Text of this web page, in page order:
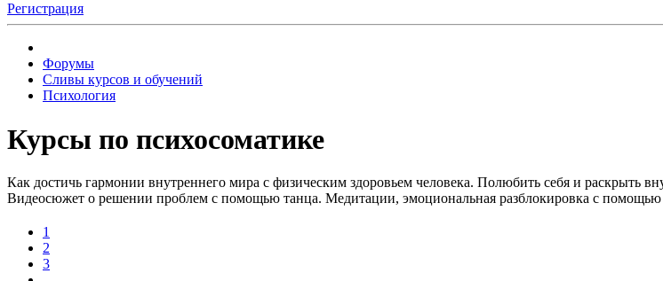
Регистрация
Форумы
Сливы курсов и обучений
Психология
Курсы по психосоматике
Как достичь гармонии внутреннего мира с физическим здоровьем человека. Полюбить себя и раскрыть
Видеосюжет о решении проблем с помощью танца. Медитации, эмоциональная разблокировка с
1
2
3